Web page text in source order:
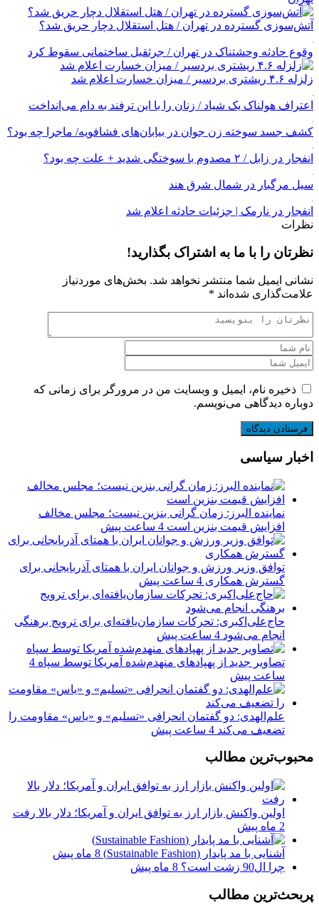
آتش‌سوزی گسترده در تهران / هتل استقلال دچار حریق شد؟
وقوع حادثه وحشتناک در تهران / جرثقیل ساختمانی سقوط کرد
زلزله ۴.۶ ریشتری بردسیر / میزان خسارت اعلام شد
اعتراف هولناک یک شیاد / زنان را با این ترفند به دام می‌انداخت
کشف جسد سوخته زن جوان در بیابان‌های فشافویه/ ماجرا چه بود؟
انفجار در زابل / ۲ مصدوم با سوختگی شدید + علت چه بود؟
سیل مرگبار در شمال شرق هند
انفجار در نارمک | جزئیات حادثه اعلام شد
نظرات
نظرتان را با ما به اشتراک بگذارید!
نشانی ایمیل شما منتشر نخواهد شد. بخش‌های موردنیاز
علامت‌گذاری شده‌اند *
ذخیره نام، ایمیل و وبسایت من در مرورگر برای زمانی که
دوباره دیدگاهی می‌نویسم.
اخبار سیاسی
نماینده البرز: زمان گرانی بنزین نیست؛ مجلس مخالف
افزایش قیمت بنزین است 4 ساعت پیش
توافق وزیر ورزش و جوانان ایران با همتای آذربایجانی برای
گسترش همکاری 4 ساعت پیش
حاج‌علی‌اکبری: تحرکات سازمان‌یافته‌ای برای ترویج برهنگی
انجام می‌شود 4 ساعت پیش
تصاویر جدید از پهپادهای منهدم‌شده آمریکا توسط سپاه 4
ساعت پیش
علم‌الهدی: دو گفتمان انحرافی «تسلیم» و «یاس» مقاومت را
تضعیف می‌کند 4 ساعت پیش
محبوب‌ترین مطالب
اولین واکنش بازار ارز به توافق ایران و آمریکا؛ دلار بالا رفت
2 ماه پیش
آشنایی با مد پایدار (Sustainable Fashion)
8 ماه پیش
چرا ال90 زشت است؟
8 ماه پیش
پربحث‌ترین مطالب